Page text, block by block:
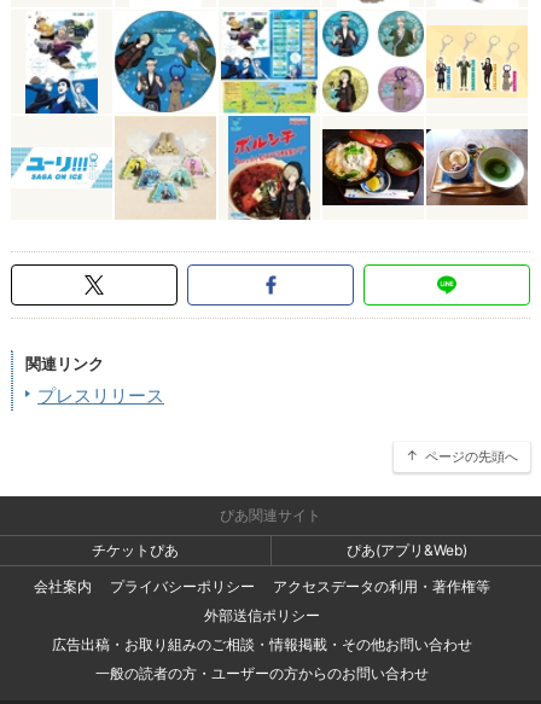
関連リンク
プレスリリース
ページの先頭へ
ぴあ関連サイト
チケットぴあ
ぴあ(アプリ&Web)
会社案内
プライバシーポリシー
アクセスデータの利用・著作権等
外部送信ポリシー
広告出稿・お取り組みのご相談・情報掲載・その他お問い合わせ
一般の読者の方・ユーザーの方からのお問い合わせ